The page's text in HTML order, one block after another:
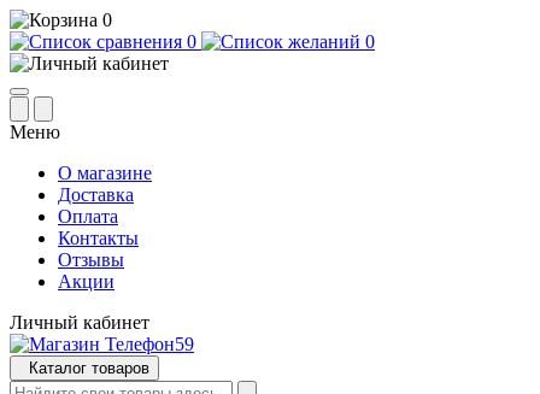
0
0
0
Меню
О магазине
Доставка
Оплата
Контакты
Отзывы
Акции
Личный кабинет
Каталог товаров